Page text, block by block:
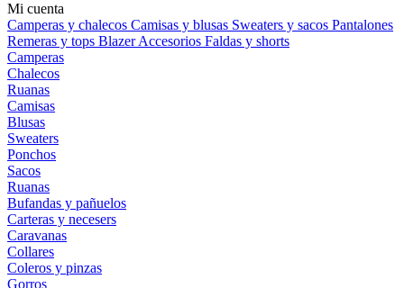
Mi cuenta
Camperas y chalecos Camisas y blusas Sweaters y sacos Pantalones
Remeras y tops BlazerAccesorios Faldas y shorts
Camperas
Chalecos
Ruanas
Camisas
Blusas
Sweaters
Ponchos
Sacos
Ruanas
Bufandas y pañuelos
Carteras y necesers
Caravanas
Collares
Coleros y pinzas
Gorros